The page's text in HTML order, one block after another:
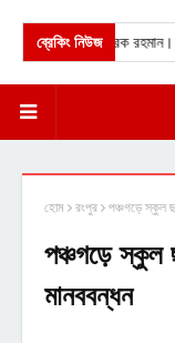
ব্রেকিং নিউজতারেক রহমান।
হোম রংপুর পঞ্চগড়ে স্কুল
পঞ্চগড়ে স্কুল
মানববন্ধন